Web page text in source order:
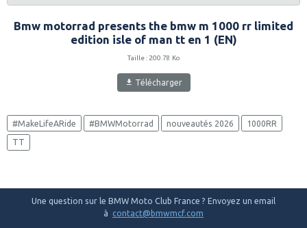
Bmw motorrad presents the bmw m 1000 rr limited
edition isle of man tt en 1 (EN)
Taille : 200.78 Ko
Télécharger
#MakeLifeARide #BMWMotorrad nouveautés 2026 1000RR
TT
Une question sur le BMW Moto Club France ? Envoyez un email
à contact@bmwmcf.com